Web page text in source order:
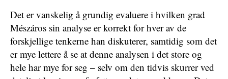
Det er vanskelig å grundig evaluere i hvilken grad
Mészáros sin analyse er korrekt for hver av de
forskjellige tenkerne han diskuterer, samtidig som det
er mye lettere å se at denne analysen i det store og
hele har mye for seg – selv om den tidvis skurrer ved